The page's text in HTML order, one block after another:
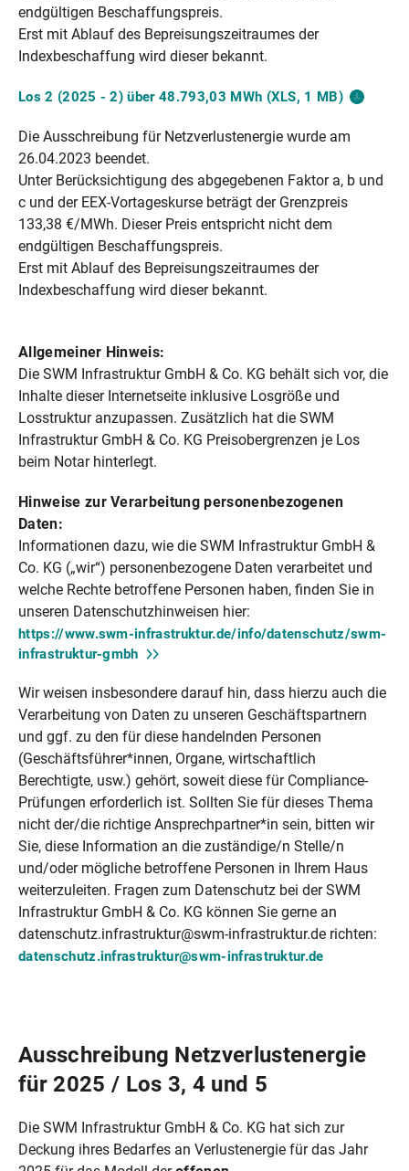
endgültigen Beschaffungspreis.
Erst mit Ablauf des Bepreisungszeitraumes der
Indexbeschaffung wird dieser bekannt.
Los 2 (2025 - 2) über 48.793,03 MWh (XLS, 1 MB)
Die Ausschreibung für Netzverlustenergie wurde am
26.04.2023 beendet.
Unter Berücksichtigung des abgegebenen Faktor a, b und
c und der EEX-Vortageskurse beträgt der Grenzpreis
133,38 €/MWh. Dieser Preis entspricht nicht dem
endgültigen Beschaffungspreis.
Erst mit Ablauf des Bepreisungszeitraumes der
Indexbeschaffung wird dieser bekannt.
Allgemeiner Hinweis:
Die SWM Infrastruktur GmbH & Co. KG behält sich vor, die
Inhalte dieser Internetseite inklusive Losgröße und
Losstruktur anzupassen. Zusätzlich hat die SWM
Infrastruktur GmbH & Co. KG Preisobergrenzen je Los
beim Notar hinterlegt.
Hinweise zur Verarbeitung personenbezogenen
Daten:
Informationen dazu, wie die SWM Infrastruktur GmbH &
Co. KG („wir“) personenbezogene Daten verarbeitet und
welche Rechte betroffene Personen haben, finden Sie in
unseren Datenschutzhinweisen hier:
https://www.swm-infrastruktur.de/info/datenschutz/swm-
infrastruktur-gmbh
Wir weisen insbesondere darauf hin, dass hierzu auch die
Verarbeitung von Daten zu unseren Geschäftspartnern
und ggf. zu den für diese handelnden Personen
(Geschäftsführer*innen, Organe, wirtschaftlich
Berechtigte, usw.) gehört, soweit diese für Compliance-
Prüfungen erforderlich ist. Sollten Sie für dieses Thema
nicht der/die richtige Ansprechpartner*in sein, bitten wir
Sie, diese Information an die zuständige/n Stelle/n
und/oder mögliche betroffene Personen in Ihrem Haus
weiterzuleiten. Fragen zum Datenschutz bei der SWM
Infrastruktur GmbH & Co. KG können Sie gerne an
datenschutz.infrastruktur@swm-infrastruktur.de richten:
datenschutz.infrastruktur@swm-infrastruktur.de
Ausschreibung Netzverlustenergie
für 2025 / Los 3, 4 und 5
Die SWM Infrastruktur GmbH & Co. KG hat sich zur
Deckung ihres Bedarfes an Verlustenergie für das Jahr